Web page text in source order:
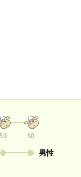
50 60
男性